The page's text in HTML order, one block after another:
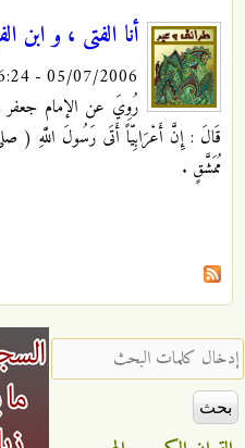
أنا الفتى ، و ابن‏
05/07/2006 - 06:24
رُوِيَ عن الإمام جعفر
قَالَ : إِنَّ أَعْرَابِيّاً أَتَى رَسُولَ اللَّهِ (
مُمَشَّقٍ .
الصفحات
‏إدخال كلمات البحث ‏